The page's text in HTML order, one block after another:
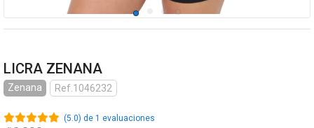
LICRA ZENANA
Zenana Ref.1046232
(5.0) de 1 evaluaciones